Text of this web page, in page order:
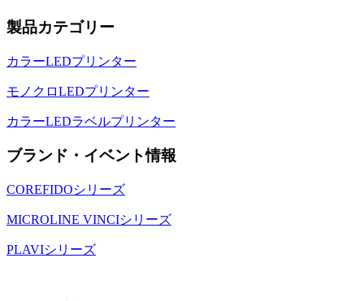
製品カテゴリー
カラーLEDプリンター
モノクロLEDプリンター
カラーLEDラベルプリンター
ブランド・イベント情報
COREFIDOシリーズ
MICROLINE VINCIシリーズ
PLAVIシリーズ